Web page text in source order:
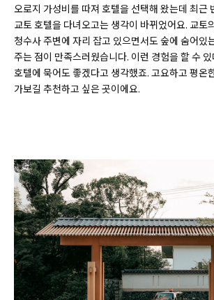
오로지 가성비를 따져 호텔을 선택해 왔는데 최근
교토 호텔을 다녀오고는 생각이 바뀌었어요. 교토
청수사 주변에 자리 잡고 있으면서도 숲에 숨어있
주는 점이 만족스러웠습니다. 이런 경험을 할 수
호텔에 묵어도 좋겠다고 생각했죠. 고요하고 평온
가보길 추천하고 싶은 곳이에요.